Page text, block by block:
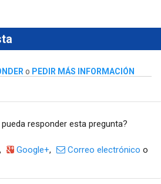
o PEDIR MÁS INFORMACIÓN
responder esta pregunta?
Google+, Correo electrónico o